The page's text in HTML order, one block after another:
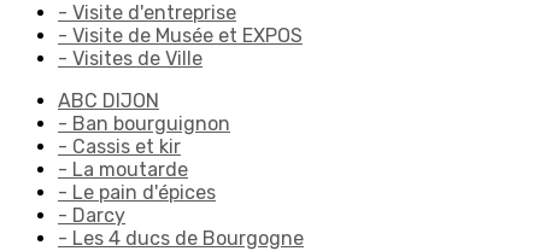
- Visite d'entreprise
- Visite de Musée et EXPOS
- Visites de Ville
ABC DIJON
- Ban bourguignon
- Cassis et kir
- La moutarde
- Le pain d'épices
- Darcy
- Les 4 ducs de Bourgogne